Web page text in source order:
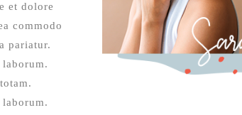
et dolore
commodo
pariatur.